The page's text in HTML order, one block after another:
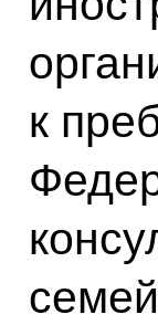
к